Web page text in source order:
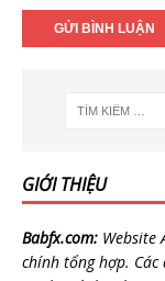
GIỚI THIỆU
Babfx.com: Website
chính tổng hợp. Các